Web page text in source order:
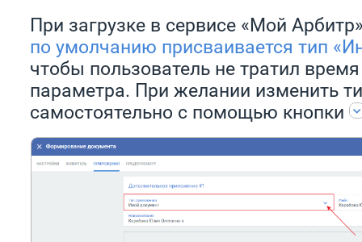
При загрузке в сервисе «Мой
по умолчанию присваивается тип
чтобы пользователь не тратил
параметра. При желании изменить
самостоятельно с помощью кнопки